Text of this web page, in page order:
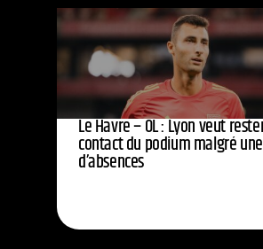
Le Havre – OL : Lyon veut
contact du podium malgré
d’absences